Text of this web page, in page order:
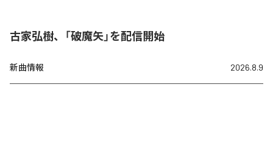
古家弘樹、「破魔矢」を配信開始
新曲情報 2026.8.9